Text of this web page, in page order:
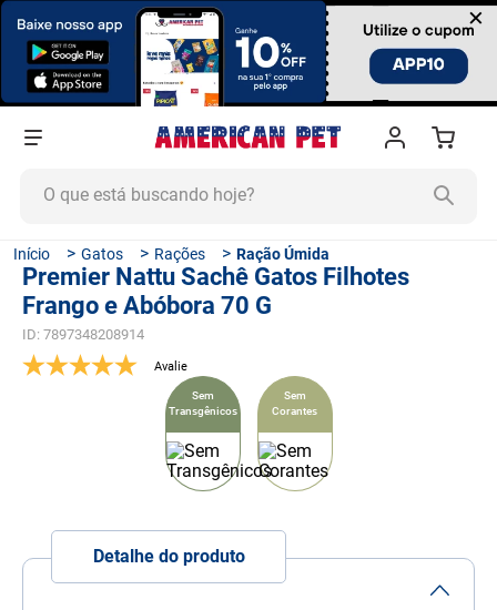
×
Gatos Rações Ração Úmida
Premier Nattu Sachê Gatos Filhotes
Frango e Abóbora 70 G
ID: 7897348208914
Sem
Transgênicos
Sem
Corantes
Detalhe do produto
TERMOS MAIS BUSCADOS
1º
ração cachorro
2º
º
areia
5º
ração
6º
quatree